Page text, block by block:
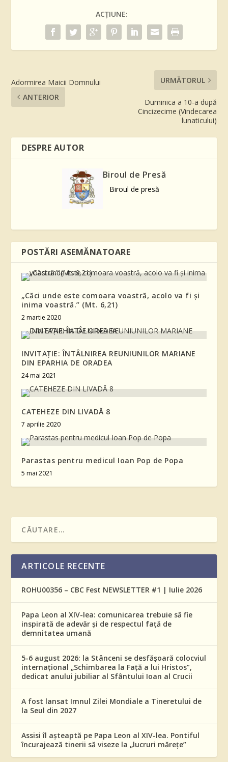
ACȚIUNE:
Adormirea Maicii Domnului
ANTERIOR
URMĂTORUL
Duminica a 10-a după
Cincizecime (Vindecarea
lunaticului)
DESPRE AUTOR
Biroul de Presă
Biroul de presă
POSTĂRI ASEMĂNATOARE
„Căci unde este comoara voastră, acolo va fi şi
inima voastră.” (Mt. 6,21)
2 martie 2020
INVITAŢIE: ÎNTÂLNIREA REUNIUNILOR MARIANE
DIN EPARHIA DE ORADEA
24 mai 2021
CATEHEZE DIN LIVADĂ 8
7 aprilie 2020
Parastas pentru medicul Ioan Pop de Popa
5 mai 2021
ARTICOLE RECENTE
ROHU00356 – CBC Fest NEWSLETTER #1 | Iulie 2026
Papa Leon al XIV-lea: comunicarea trebuie să fie
inspirată de adevăr și de respectul față de
demnitatea umană
5-6 august 2026: la Stânceni se desfășoară colocviul
internațional „Schimbarea la Față a lui Hristos”,
dedicat anului jubiliar al Sfântului Ioan al Crucii
A fost lansat Imnul Zilei Mondiale a Tineretului de
la Seul din 2027
Assisi îl așteaptă pe Papa Leon al XIV-lea. Pontiful
încurajează tinerii să viseze la „lucruri mărețe”